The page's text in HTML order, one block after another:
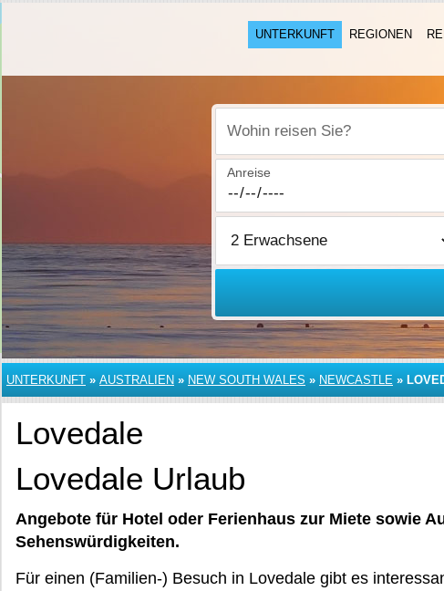
UNTERKUNFT REGIONEN
Wohin reisen Sie?
Anreise
UNTERKUNFT » AUSTRALIEN » NEW SOUTH WALES » NEWCASTLE »
Lovedale
Lovedale Urlaub
Angebote für Hotel oder Ferienhaus zur Miete sowie
Sehenswürdigkeiten.
Für einen (Familien-) Besuch in Lovedale gibt es